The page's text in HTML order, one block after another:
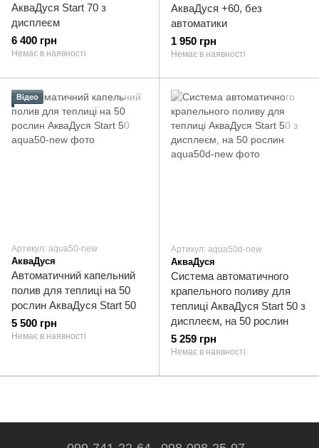
АкваДуся Start 70 з
дисплеєм
6 400 грн
Немає в наявності
АкваДуся +60, без
автоматики
1 950 грн
Немає в наявності
Відео
Артикул: aqua50-new
АкваДуся
Автоматичний капельний
полив для теплиці на 50
рослин АкваДуся Start 50
5 500 грн
Немає в наявності
Артикул: aqua50d-new
АкваДуся
Система автоматичного
крапельного поливу для
теплиці АкваДуся Start 50 з
дисплеєм, на 50 рослин
5 259 грн
Немає в наявності